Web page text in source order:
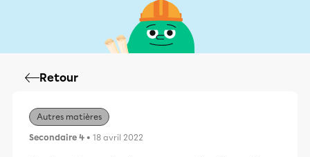
Retour
Autres matières
Secondaire 4 • 18 avril 2022